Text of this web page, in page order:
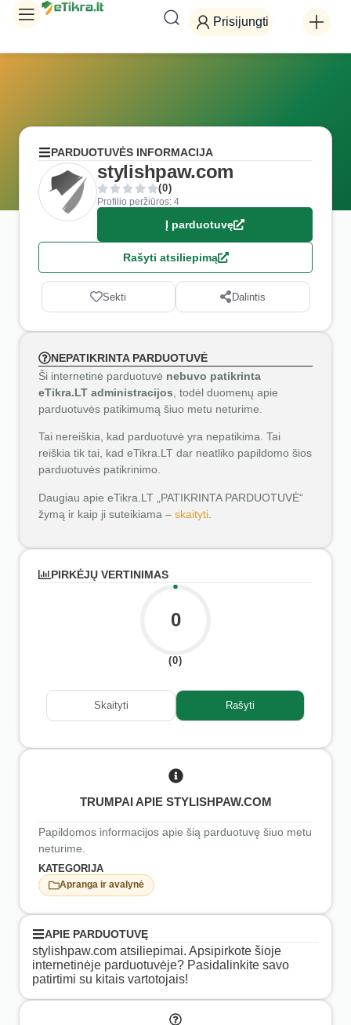
Prisijungti
PARDUOTUVĖS INFORMACIJA
stylishpaw.com
(0)
Profilio peržiūros: 4
Į parduotuvę
Rašyti atsiliepimą
Sekti Dalintis
NEPATIKRINTA PARDUOTUVĖ
Ši internetinė parduotuvė nebuvo patikrinta
eTikra.LT administracijos , todėl duomenų apie
parduotuvės patikimumą šiuo metu neturime.
Tai nereiškia, kad parduotuvė yra nepatikima. Tai
reiškia tik tai, kad eTikra.LT dar neatliko papildomo šios
parduotuvės patikrinimo.
Daugiau apie eTikra.LT „PATIKRINTA PARDUOTUVĖ“
žymą ir kaip ji suteikiama – skaityti
PIRKĖJŲ VERTINIMAS
0
(0)
Skaityti Rašyti
TRUMPAI APIE STYLISHPAW.COM
Papildomos informacijos apie šią parduotuvę šiuo metu
neturime.
KATEGORIJA
Apranga ir avalynė
APIE PARDUOTUVĘ
stylishpaw.com atsiliepimai. Apsipirkote šioje
internetinėje parduotuvėje? Pasidalinkite savo
patirtimi su kitais vartotojais!